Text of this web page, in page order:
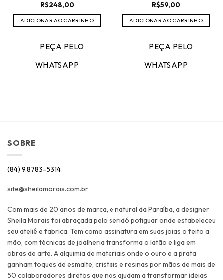
R$248,00
ADICIONAR AO CARRINHO
PEÇA PELO
WHATSAPP
R$59,00
ADICIONAR AO CARRINHO
PEÇA PELO
WHATSAPP
SOBRE
(84) 9.8783-5314
site@sheilamorais.com.br
Com mais de 20 anos de marca, e natural da Paraíba, a designer
Sheila Morais foi abraçada pelo seridó potiguar onde estabeleceu
seu ateliê e fabrica. Tem como assinatura em suas joias o feito a
mão, com técnicas de joalheria transforma o latão e liga em
obras de arte. A alquimia de materiais onde o ouro e a prata
ganham toques de esmalte, cristais e resinas por mãos de mais de
50 colaboradores diretos que nos ajudam a transformar ideias